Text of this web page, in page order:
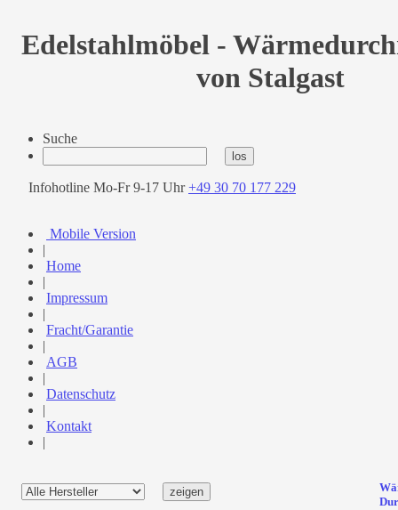
Edelstahlmöbel -
von Stalgast
Suche
Infohotline Mo-Fr 9-17 Uhr+49 30 70 177 229
Mobile Version
|
Home
|
Impressum
|
Fracht/Garantie
|
AGB
|
Datenschutz
|
Kontakt
|